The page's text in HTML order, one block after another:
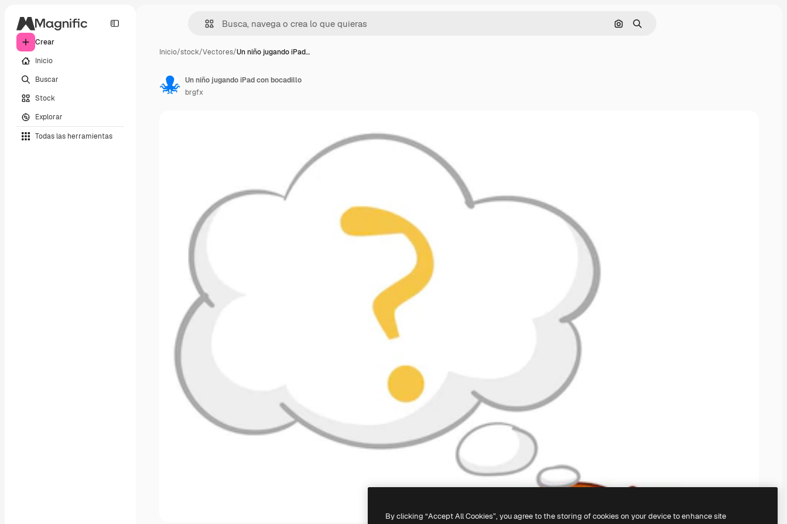
Crear
Inicio
Buscar
Stock
Explorar
Todas las herramientas
Buscar por imagen
Buscar
Inicio/stock/Vectores/Un niño jugando iPad…
Un niño jugando iPad con bocadillo
brgfx
By clicking “Accept All Cookies”, you agree to the storing of cookies on your device to enhance site